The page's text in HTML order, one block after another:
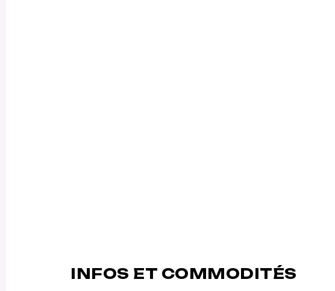
INFOS ET COMMODITÉS